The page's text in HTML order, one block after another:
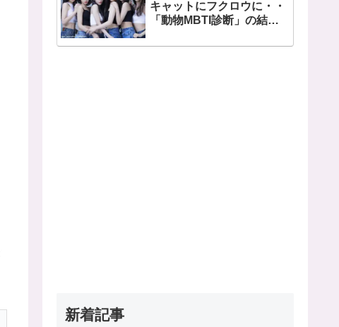
キャットにフクロウに・・
「動物MBTI診断」の結果
新着記事